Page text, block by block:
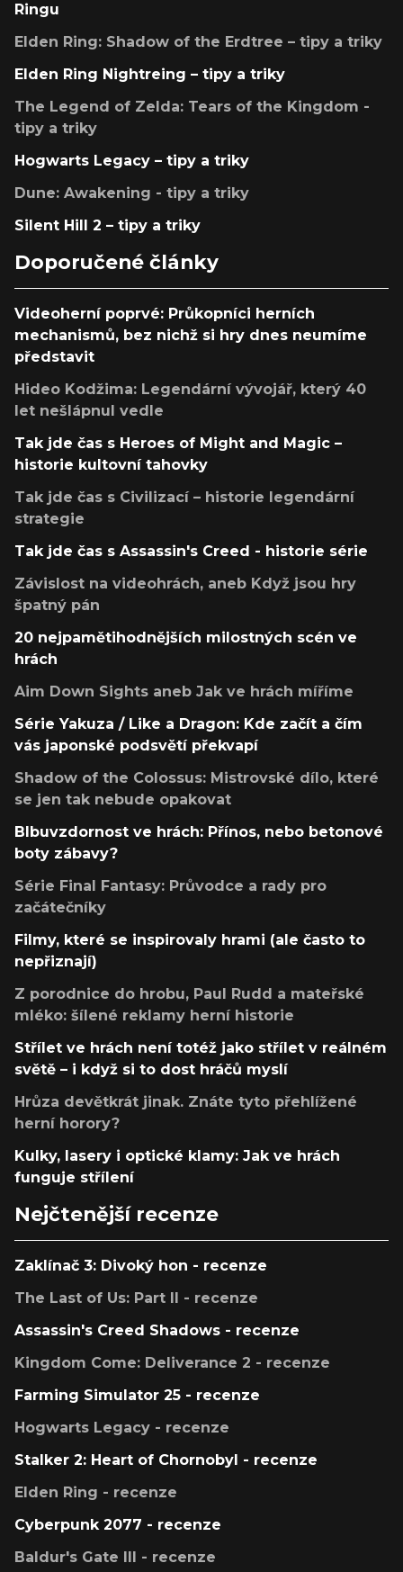
Ringu
Elden Ring: Shadow of the Erdtree – tipy a triky
Elden Ring Nightreing – tipy a triky
The Legend of Zelda: Tears of the Kingdom -
tipy a triky
Hogwarts Legacy – tipy a triky
Dune: Awakening - tipy a triky
Silent Hill 2 – tipy a triky
Doporučené články
Videoherní poprvé: Průkopníci herních
mechanismů, bez nichž si hry dnes neumíme
představit
Hideo Kodžima: Legendární vývojář, který 40
let nešlápnul vedle
Tak jde čas s Heroes of Might and Magic –
historie kultovní tahovky
Tak jde čas s Civilizací – historie legendární
strategie
Tak jde čas s Assassin's Creed - historie série
Závislost na videohrách, aneb Když jsou hry
špatný pán
20 nejpamětihodnějších milostných scén ve
hrách
Aim Down Sights aneb Jak ve hrách míříme
Série Yakuza / Like a Dragon: Kde začít a čím
vás japonské podsvětí překvapí
Shadow of the Colossus: Mistrovské dílo, které
se jen tak nebude opakovat
Blbuvzdornost ve hrách: Přínos, nebo betonové
boty zábavy?
Série Final Fantasy: Průvodce a rady pro
začátečníky
Filmy, které se inspirovaly hrami (ale často to
nepřiznají)
Z porodnice do hrobu, Paul Rudd a mateřské
mléko: šílené reklamy herní historie
Střílet ve hrách není totéž jako střílet v reálném
světě – i když si to dost hráčů myslí
Hrůza devětkrát jinak. Znáte tyto přehlížené
herní horory?
Kulky, lasery i optické klamy: Jak ve hrách
funguje střílení
Nejčtenější recenze
Zaklínač 3: Divoký hon - recenze
The Last of Us: Part II - recenze
Assassin's Creed Shadows - recenze
Kingdom Come: Deliverance 2 - recenze
Farming Simulator 25 - recenze
Hogwarts Legacy - recenze
Stalker 2: Heart of Chornobyl - recenze
Elden Ring - recenze
Cyberpunk 2077 - recenze
Baldur's Gate III - recenze